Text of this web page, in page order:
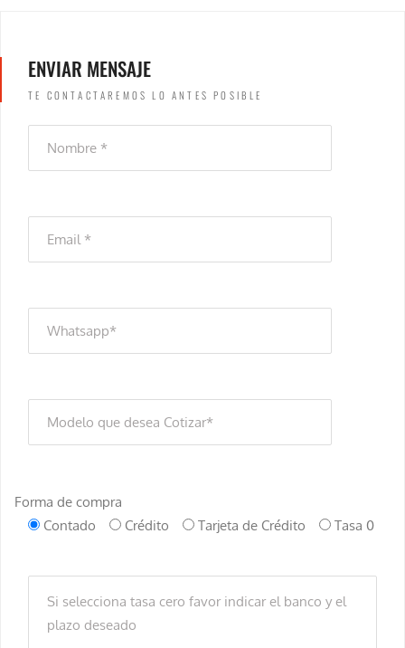
ENVIAR MENSAJE
TE CONTACTAREMOS LO ANTES POSIBLE
Forma de compra
Contado
Crédito Tarjeta de Crédito Tasa 0